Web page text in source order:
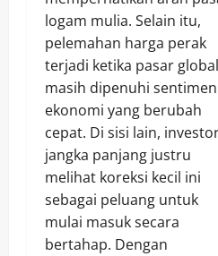
logam mulia. Selain itu,
pelemahan harga perak
terjadi ketika pasar global
masih dipenuhi sentimen
ekonomi yang berubah
cepat. Di sisi lain,
jangka panjang justru
melihat koreksi kecil ini
sebagai peluang untuk
mulai masuk secara
bertahap. Dengan